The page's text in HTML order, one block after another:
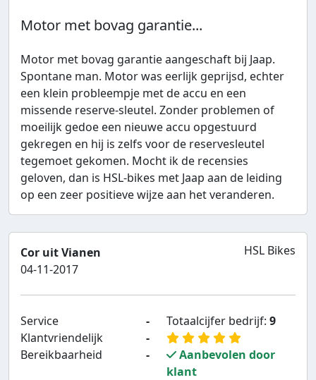
Motor met bovag garantie...
Motor met bovag garantie aangeschaft bij Jaap.
Spontane man. Motor was eerlijk geprijsd, echter
een klein probleempje met de accu en een
missende reserve-sleutel. Zonder problemen of
moeilijk gedoe een nieuwe accu opgestuurd
gekregen en hij is zelfs voor de reservesleutel
tegemoet gekomen. Mocht ik de recensies
geloven, dan is HSL-bikes met Jaap aan de leiding
op een zeer positieve wijze aan het veranderen.
Cor uit Vianen
04-11-2017
HSL Bikes
Service
-
Klantvriendelijk
-
Bereikbaarheid
-
Totaalcijfer bedrijf: 9
Aanbevolen door
klant